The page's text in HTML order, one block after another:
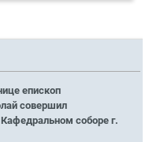
епископ
совершил
соборе г.